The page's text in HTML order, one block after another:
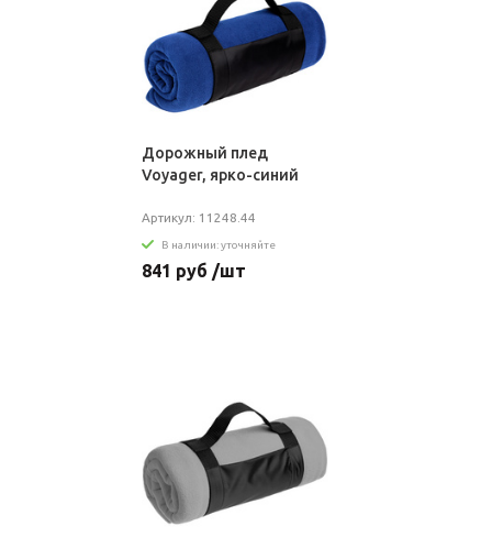
Дорожный плед
Voyager, ярко-синий
Артикул: 11248.44
В наличии: уточняйте
841 руб /шт